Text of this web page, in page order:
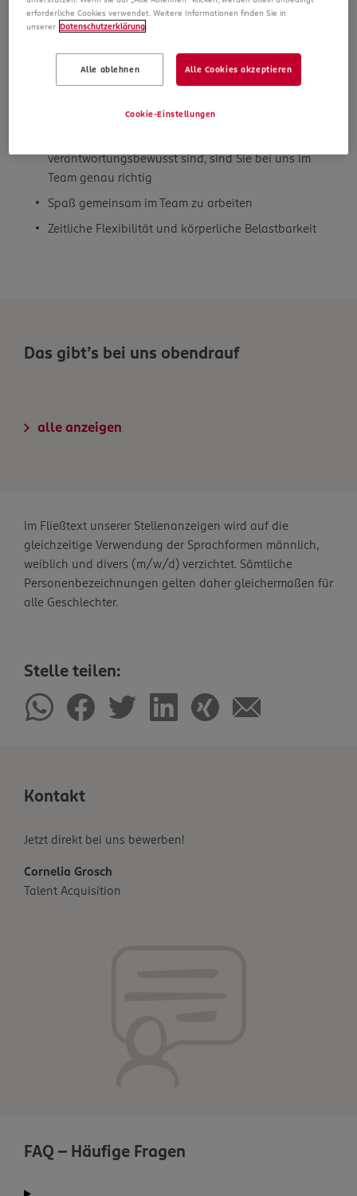
Kunden an der Kasse
Eine freundliche und kompetente Beratung unserer
Das bringen Sie mit
Egal ob Quereinsteiger oder Berufserfahrener –
verantwortungsbewusst sind, sind Sie bei uns im
Team genau richtig
Spaß gemeinsam im Team zu arbeiten
Zeitliche Flexibilität und körperliche Belastbarkeit
Das gibt’s bei uns obendrauf
alle anzeigen
Im Fließtext unserer Stellenanzeigen wird auf die
gleichzeitige Verwendung der Sprachformen männlich,
weiblich und divers (m/w/d) verzichtet. Sämtliche
Personenbezeichnungen gelten daher gleichermaßen für
alle Geschlechter.
Stelle teilen:
Kontakt
Jetzt direkt bei uns bewerben!
Cornelia Grosch
Talent Acquisition
FAQ - Häufige Fragen
erforderliche Cookies verwendet. Weitere Informationen finden Sie in
unserer Datenschutzerklärung
Alle ablehnen Alle Cookies akzeptieren
Cookie-Einstellungen